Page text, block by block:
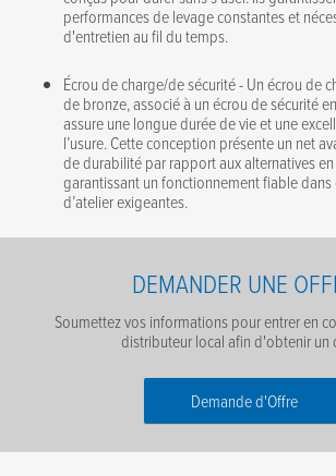
performances de levage constantes et
d'entretien au fil du temps.
Écrou de charge/de sécurité - Un écrou de
de bronze, associé à un écrou de sécurité
assure une longue durée de vie et une
l’usure. Cette conception présente un net
de durabilité par rapport aux alternatives
garantissant un fonctionnement fiable
d’atelier exigeantes.
DEMANDER UNE
Soumettez vos informations pour entrer en
distributeur local afin d'obtenir un
Demande d'Offre